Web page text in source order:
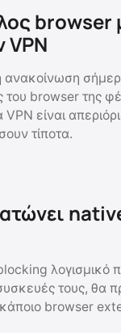
browser
ανακοίνωση
browser της
είναι
τίποτα.
λογισμικό
τους, θα
browser